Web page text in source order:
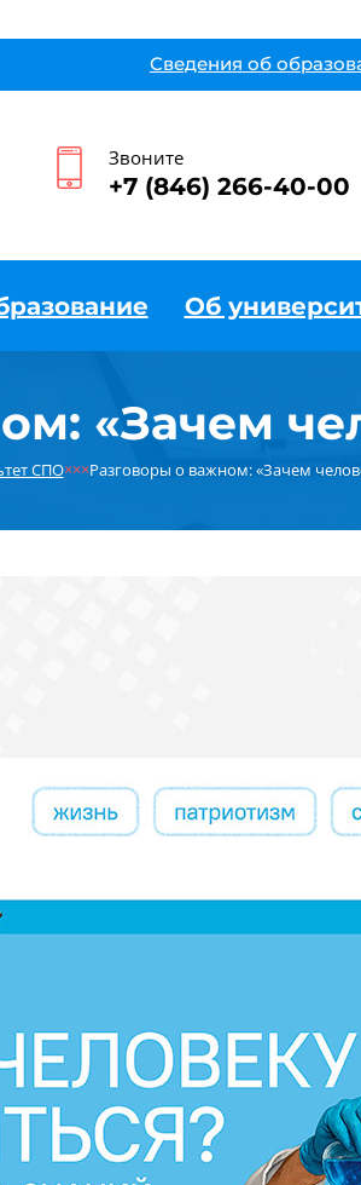
Сведения об
Звоните
+7 (846) 266-40-00
Об
«Зачем
СПО×××Разговоры о важном: «Зачем